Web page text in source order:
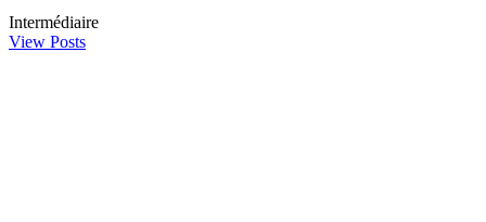
Intermédiaire
View Posts